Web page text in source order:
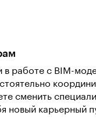
в работе с BIM-
сменить
новый карьерный